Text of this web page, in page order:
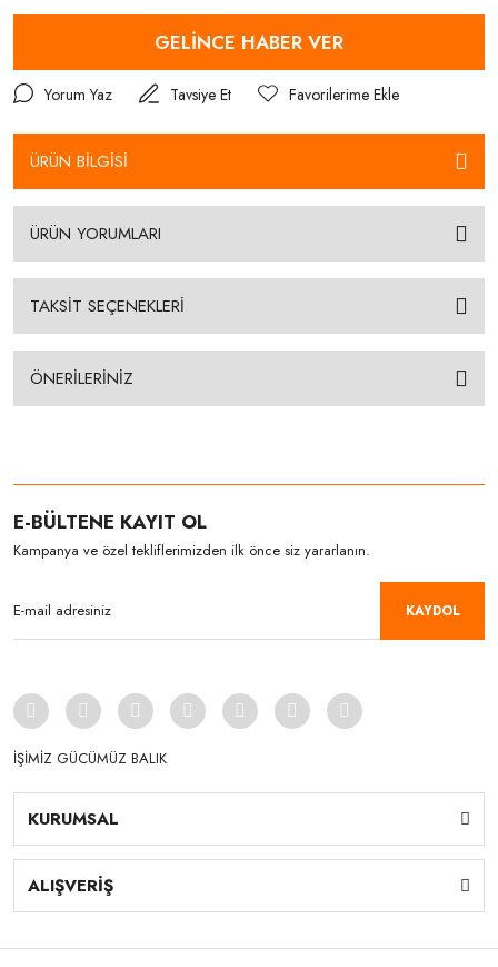
GELİNCE HABER VER
Yorum Yaz Tavsiye Et
ÜRÜN BİLGİSİ
ÜRÜN YORUMLARI
TAKSİT SEÇENEKLERİ
ÖNERİLERİNİZ
E-BÜLTENE KAYIT OL
Kampanya ve özel tekliflerimizden ilk önce siz yararlanın.
KAYDOL
İŞİMİZ GÜCÜMÜZ BALIK
KURUMSAL
ALIŞVERİŞ